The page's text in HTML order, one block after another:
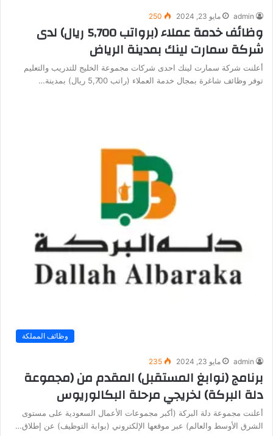
admin مايو 23, 2024 250
وظائف خدمة عملاء (برواتب 5,700 ريال) لدى
شركة سمارت لينك بمدينة الرياض
أعلنت شركة سمارت لينك احدى شركات مجموعة الخليج للتدريب والتعليم
توفر وظائف شاغرة بمجال خدمة العملاء (راتب 5,700 ريال) بمدينة…
وظائف المملكة
admin مايو 23, 2024 235
برنامج (نوابغ المستقبل) المقدم من (مجموعة
دلة البركة) لخريجي مرحلة البكالوريوس
أعلنت مجموعة دلة البركة (أكبر مجموعات الأعمال السعودية على مستوى
الشرق الأوسط والعالم) عبر موقعها الإلكتروني (بوابة التوظيف) عن إطلاق…